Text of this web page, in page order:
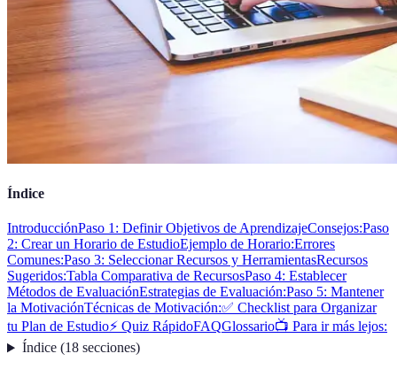
Índice
IntroducciónPaso 1: Definir Objetivos de AprendizajeConsejos:Paso
2: Crear un Horario de EstudioEjemplo de Horario:Errores
Comunes:Paso 3: Seleccionar Recursos y HerramientasRecursos
Sugeridos:Tabla Comparativa de RecursosPaso 4: Establecer
Métodos de EvaluaciónEstrategias de Evaluación:Paso 5: Mantener
la MotivaciónTécnicas de Motivación:✅ Checklist para Organizar
tu Plan de Estudio⚡ Quiz RápidoFAQGlossario📺 Para ir más lejos:
Índice(18 secciones)